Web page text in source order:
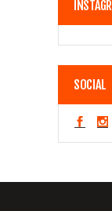
SOCIAL